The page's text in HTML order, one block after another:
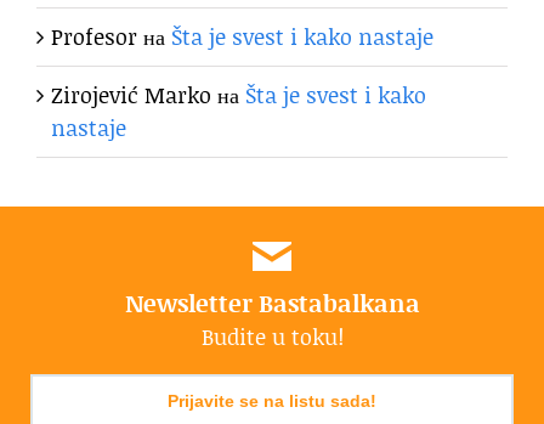
Profesorна Šta je svest i kako nastaje
Zirojević Marko на Šta je svest i kako
nastaje
Newsletter Bastabalkana
Budite u toku!
Prijavite se na listu sada!